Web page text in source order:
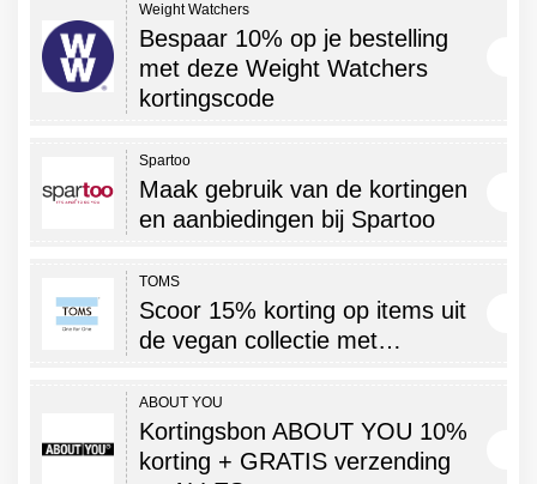
Weight Watchers
Bespaar 10% op je bestelling
met deze Weight Watchers
kortingscode
Spartoo
Maak gebruik van de kortingen
en aanbiedingen bij Spartoo
TOMS
Scoor 15% korting op items uit
de vegan collectie met…
ABOUT YOU
Kortingsbon ABOUT YOU 10%
korting + GRATIS verzending